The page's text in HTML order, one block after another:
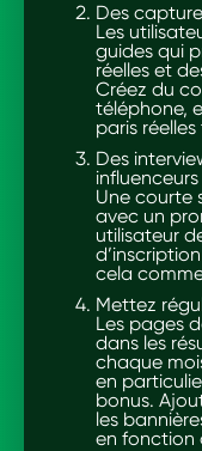
Des
Les
guides qui
réelles et
Créez du
téléphone,
paris réelles
Des
influenceurs
Une courte
avec un
utilisateur
cela
Mettez
Les pages
dans les
chaque
en
bonus.
les
en fonction